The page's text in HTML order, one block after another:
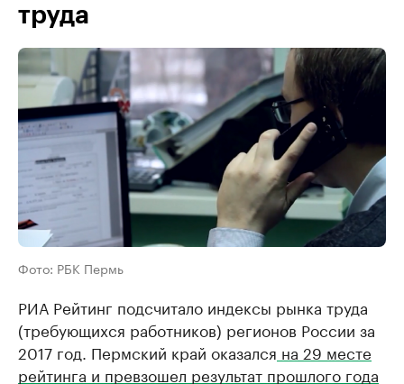
труда
Фото: РБК Пермь
РИА Рейтинг подсчитало индексы рынка труда
(требующихся работников) регионов России за
2017 год. Пермский край оказался на 29 месте
рейтинга и превзошел результат прошлого года